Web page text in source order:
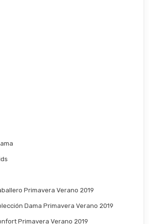
Primavera Verano 2019
Dama Primavera Verano 2019
Primavera Verano 2019